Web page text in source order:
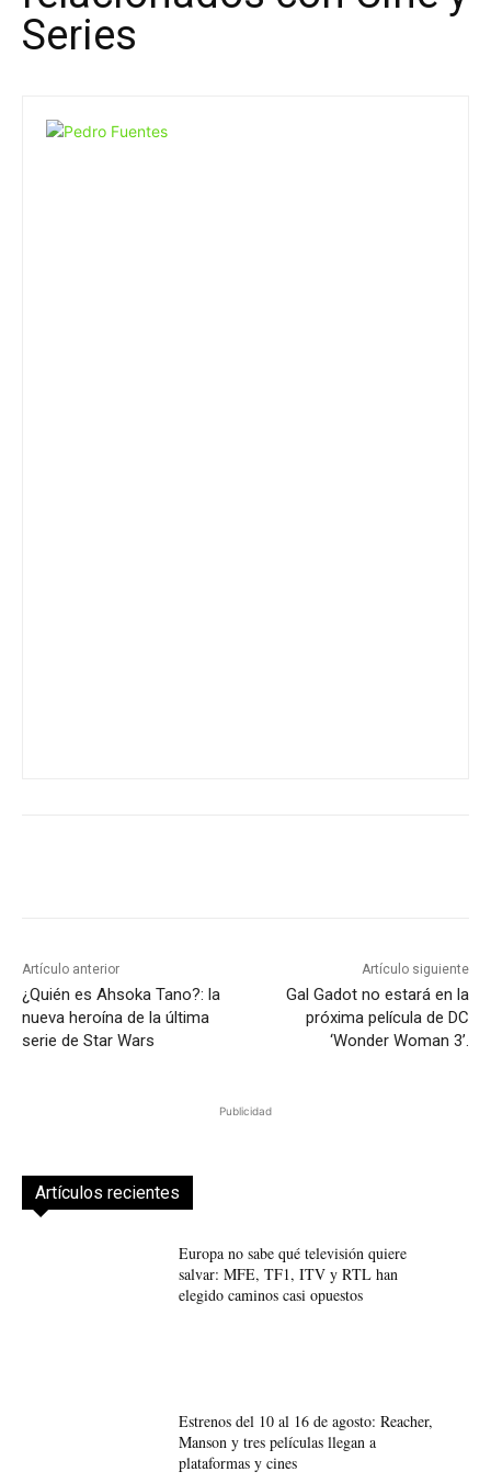
Series
Artículo anterior
¿Quién es Ahsoka Tano?: la
nueva heroína de la última
serie de Star Wars
Artículo siguiente
Gal Gadot no estará en la
próxima película de DC
‘Wonder Woman 3’.
Publicidad
Artículos recientes
Europa no sabe qué televisión quiere
salvar: MFE, TF1, ITV y RTL han
elegido caminos casi opuestos
Estrenos del 10 al 16 de agosto: Reacher,
Manson y tres películas llegan a
plataformas y cines